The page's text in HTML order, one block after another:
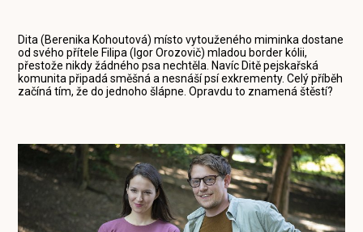
Dita (Berenika Kohoutová) místo vytouženého miminka dostane
od svého přítele Filipa (Igor Orozovič) mladou border kólii,
přestože nikdy žádného psa nechtěla. Navíc Ditě pejskařská
komunita připadá směšná a nesnáší psí exkrementy. Celý příběh
začíná tím, že do jednoho šlápne. Opravdu to znamená štěstí?